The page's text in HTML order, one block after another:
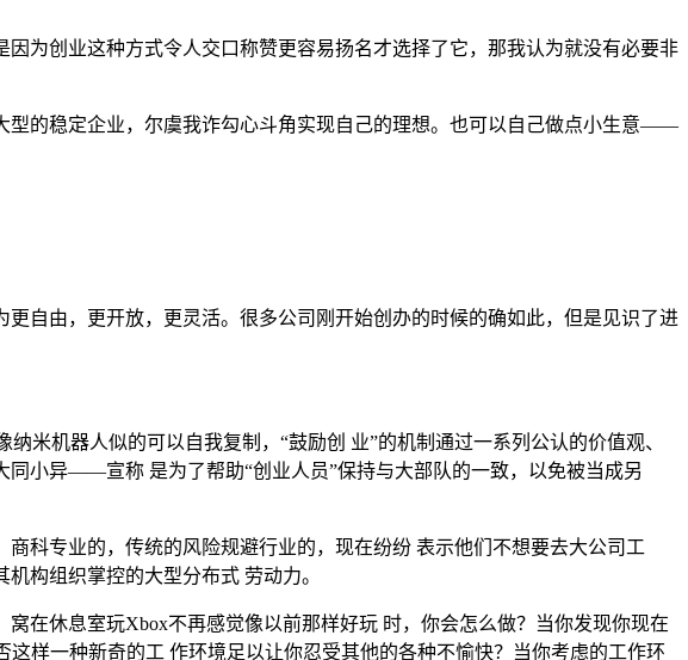
创业这种方式令人交口称赞更容易扬名才选择了它，那我认为就没有必要非
型的稳定企业，尔虞我诈勾心斗角实现自己的理想。也可以自己做点小生意——
自由，更开放，更灵活。很多公司刚开始创办的时候的确如此，但是见识了进
米机器人似的可以自我复制，“鼓励创 业”的机制通过一系列公认的价值观、
小异——宣称 是为了帮助“创业人员”保持与大部队的一致，以免被当成另
科专业的，传统的风险规避行业的，现在纷纷 表示他们不想要去大公司工
构组织掌控的大型分布式 劳动力。
在休息室玩Xbox不再感觉像以前那样好玩 时，你会怎么做？当你发现你现在
样一种新奇的工 作环境足以让你忍受其他的各种不愉快？当你考虑的工作环